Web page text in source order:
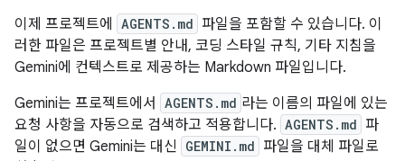
이제 프로젝트에 AGENTS.md 파일을 포함할 수 있습니다. 이
러한 파일은 프로젝트별 안내, 코딩 스타일 규칙, 기타 지침을
Gemini에 컨텍스트로 제공하는 Markdown 파일입니다.
Gemini는 프로젝트에서
AGENTS.md 라는 이름의 파일에 있는
요청 사항을 자동으로 검색하고 적용합니다. AGENTS.md 파
일이 없으면 Gemini는 대신 GEMINI.md 파일을 대체 파일로